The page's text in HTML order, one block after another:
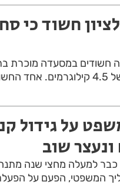
חשוד כי
במסעדה מוכרת
על גידול
שוב
בן 37 אשר כבר למעלה מחצי
המשפטי, הפעם על